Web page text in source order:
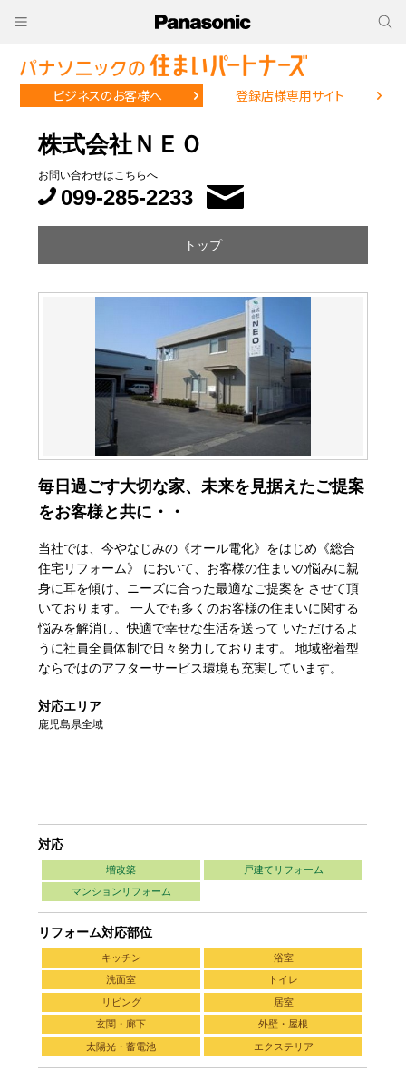
ビジネスのお客様へ 登録店様専用サイト
株式会社ＮＥＯ
お問い合わせはこちらへ
099-285-2233
トップ
毎日過ごす大切な家、未来を見据えたご提案
をお客様と共に・・
当社では、今やなじみの《オール電化》をはじめ《総合
住宅リフォーム》 において、お客様の住まいの悩みに親
身に耳を傾け、ニーズに合った最適なご提案を させて頂
いております。 一人でも多くのお客様の住まいに関する
悩みを解消し、快適で幸せな生活を送って いただけるよ
うに社員全員体制で日々努力しております。 地域密着型
ならではのアフターサービス環境も充実しています。
対応エリア
鹿児島県全域
対応
増改築 戸建てリフォーム
マンションリフォーム
リフォーム対応部位
キッチン 浴室
洗面室 トイレ
リビング 居室
玄関・廊下 外壁・屋根
太陽光・蓄電池 エクステリア